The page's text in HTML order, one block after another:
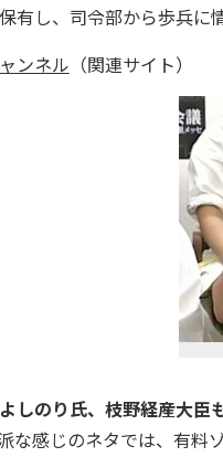
有し、司令部から歩兵に
ンネル （関連サイト）
しのり氏、枝野経産大臣
な感じのネタでは、有料